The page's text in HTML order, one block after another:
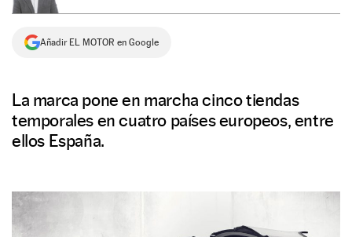
SERVICIOS
NEWSLETTER
SÍGUENOS
Añadir EL MOTOR en Google
La marca pone en marcha cinco tiendas
temporales en cuatro países europeos, entre
ellos España.